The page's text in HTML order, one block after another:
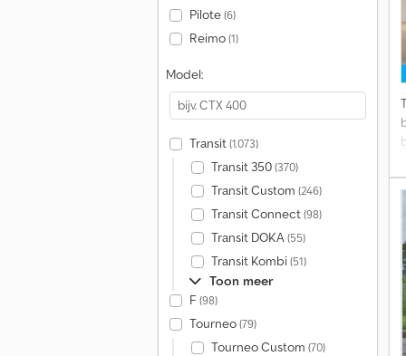
Pilote(6)
Reimo(1)
Model:
Transit(1.073)
Transit 350(370)
Transit Custom (246)
Transit Connect(98)
Transit DOKA(55)
Transit Kombi(51)
Toon meer
F (98)
Tourneo(79)
Tourneo Custom (70)